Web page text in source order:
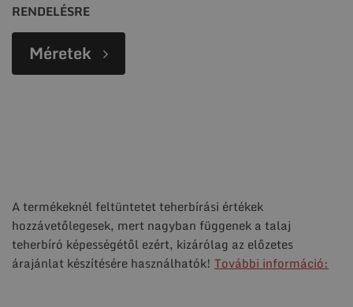
RENDELÉSRE
Méretek
A termékeknél feltüntetet teherbírási értékek
hozzávetőlegesek, mert nagyban függenek a talaj
teherbíró képességétől ezért, kizárólag az előzetes
árajánlat készítésére használhatók! További információ: